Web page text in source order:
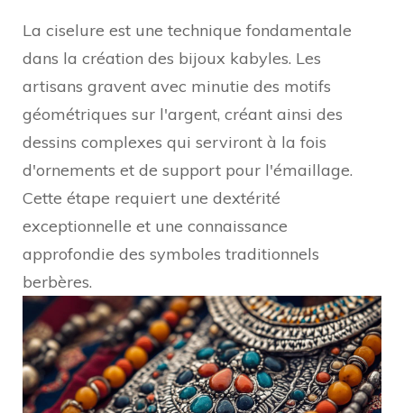
La ciselure est une technique fondamentale
dans la création des bijoux kabyles. Les
artisans gravent avec minutie des motifs
géométriques sur l'argent, créant ainsi des
dessins complexes qui serviront à la fois
d'ornements et de support pour l'émaillage.
Cette étape requiert une dextérité
exceptionnelle et une connaissance
approfondie des symboles traditionnels
berbères.